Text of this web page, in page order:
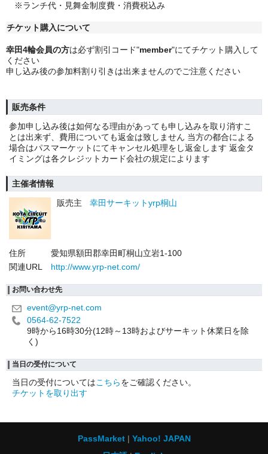
※ランチ代・見舞金制度費・消費税込み
チケット購入について
幸田4輪会員の方は必ず割引コード"member"にてチケット購入して
ください
申し込み後の参加料割り引きは出来ませんのでご注意ください
販売条件
参加申し込み後は如何なる理由があっても申し込みを取り消すこ
とは出来ず、費用についても返金は致しません 当方の都合による
場合はパスマーケットにてキャンセル処理をし返金します 返金タ
イミングは各クレジットカード会社の規定によります
主催者情報
販売主
幸田サーキットyrp桐山
住所
愛知県額田郡幸田町桐山立岩1-100
関連URL
http://www.yrp-net.com/
お問い合わせ先
event@yrp-net.com
0564-62-7522
9時から16時30分(12時～13時およびサーキット休業日を除
く)
当日の受付について
当日の受付についてはこちらをご確認ください。
チケットを取り出す
PassMarket
Yahoo! JAPAN